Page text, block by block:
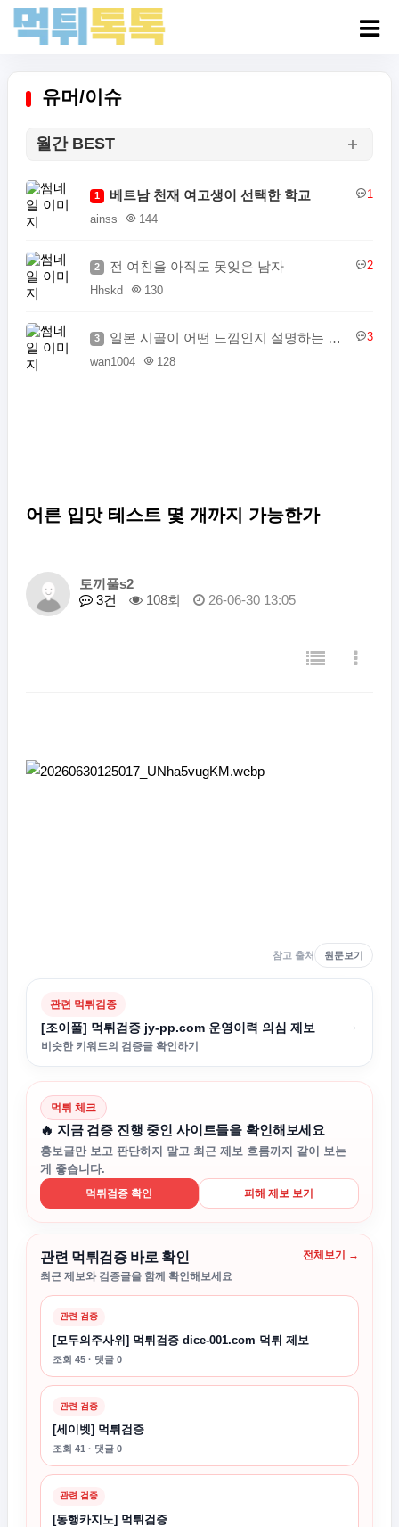
유머/이슈
월간 BEST
1 베트남 천재 여고생이 선택한 학교
1
ainss
144
2 전 여친을 아직도 못잊은 남자
2
Hhskd
130
3 일본 시골이 어떤 느낌인지 설명하는 일본인
3
wan1004
128
어른 입맛 테스트 몇 개까지 가능한가
토끼풀s2
3건
108회 26-06-30 13:05
참고 출처 원문보기
관련 먹튀검증
[조이풀] 먹튀검증 jy-pp.com 운영이력 의심 제보
비슷한 키워드의 검증글 확인하기
→
먹튀 체크
🔥 지금 검증 진행 중인 사이트들을 확인해보세요
홍보글만 보고 판단하지 말고 최근 제보 흐름까지 같이 보는
게 좋습니다.
먹튀검증 확인 피해 제보 보기
관련 먹튀검증 바로 확인
최근 제보와 검증글을 함께 확인해보세요
전체보기 →
관련 검증
[모두의주사위] 먹튀검증 dice-001.com 먹튀 제보
조회 45 · 댓글 0
관련 검증
[세이벳] 먹튀검증
조회 41 · 댓글 0
관련 검증
[동행카지노] 먹튀검증